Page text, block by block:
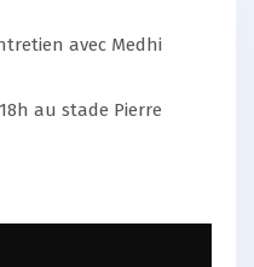
avec Medhi
au stade Pierre